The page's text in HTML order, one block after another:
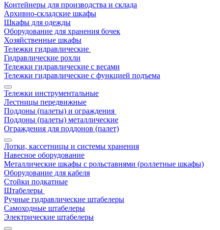
Контейнеры для производства и склада
Архивно-складские шкафы
Шкафы для одежды
Оборудование для хранения бочек
Хозяйственные шкафы
Тележки гидравлические
Гидравлические рохли
Тележки гидравлические с весами
Тележки гидравлические с функцией подъема
Тележки инструментальные
Лестницы передвижные
Поддоны (палеты) и ограждения
Поддоны (палеты) металлические
Ограждения для поддонов (палет)
Лотки, кассетницы и системы хранения
Навесное оборудование
Металлические шкафы с рольставнями (роллетные шкафы)
Оборудование для кабеля
Стойки подкатные
Штабелеры
Ручные гидравлические штабелеры
Самоходные штабелеры
Электрические штабелеры